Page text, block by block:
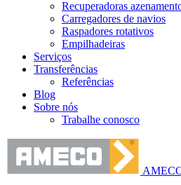
Recuperadoras
Carregadores de navios
Raspadores rotativos
Empilhadeiras
Serviços
Transferências
Referências
Blog
Sobre nós
Trabalhe conosco